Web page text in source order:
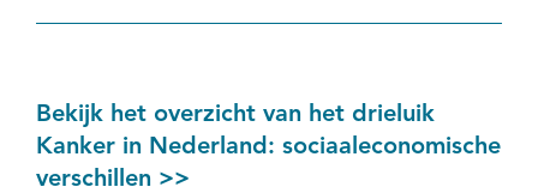
Bekijk het overzicht van het drieluik
Kanker in Nederland: sociaaleconomische
verschillen >>